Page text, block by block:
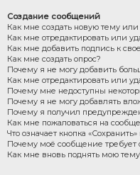
Создание сообщений
Как мне создать новую тему
Как мне отредактировать или
Как мне добавить подпись к
Как мне создать опрос?
Почему я не могу добавить
Как мне отредактировать или
Почему мне недоступны
Почему я не могу добавлять
Почему я получил
Как мне пожаловаться на
Что означает кнопка
Почему моё сообщение требует
Как мне вновь поднять мою